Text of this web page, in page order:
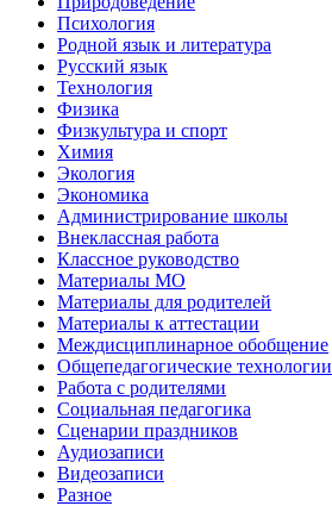
Психология
Родной язык и литература
Русский язык
Технология
Физика
Физкультура и спорт
Химия
Экология
Экономика
Администрирование школы
Внеклассная работа
Классное руководство
Материалы МО
Материалы для родителей
Материалы к аттестации
Междисциплинарное обобщение
Общепедагогические технологии
Работа с родителями
Социальная педагогика
Сценарии праздников
Аудиозаписи
Видеозаписи
Разное